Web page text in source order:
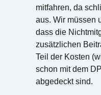
mitfahren, da
aus. Wir müssen
dass die
zusätzlichen
Teil der Kosten
schon mit dem
abgedeckt sind.